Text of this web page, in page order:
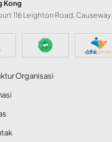
SHA TSUI | HONG KONG
Dhuafa Hong Kong
Hong Kong